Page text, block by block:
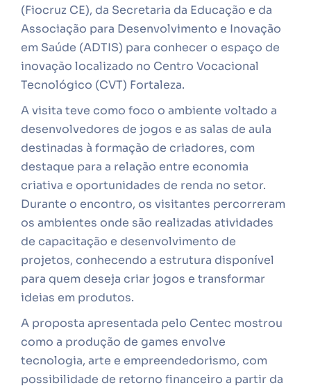
(Fiocruz CE), da Secretaria da Educação e da
Associação para Desenvolvimento e Inovação
em Saúde (ADTIS) para conhecer o espaço de
inovação localizado no Centro Vocacional
Tecnológico (CVT) Fortaleza.
A visita teve como foco o ambiente voltado a
desenvolvedores de jogos e as salas de aula
destinadas à formação de criadores, com
destaque para a relação entre economia
criativa e oportunidades de renda no setor.
Durante o encontro, os visitantes percorreram
os ambientes onde são realizadas atividades
de capacitação e desenvolvimento de
projetos, conhecendo a estrutura disponível
para quem deseja criar jogos e transformar
ideias em produtos.
A proposta apresentada pelo Centec mostrou
como a produção de games envolve
tecnologia, arte e empreendedorismo, com
possibilidade de retorno financeiro a partir da